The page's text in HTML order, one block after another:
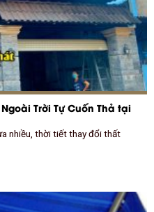
Trời Tự Cuốn Thả tại
nhiều, thời tiết thay đổi thất